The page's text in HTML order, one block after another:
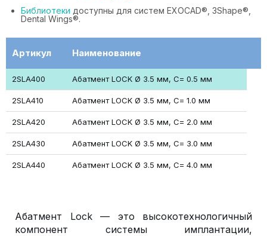
Библиотеки доступны для систем EXOCAD®, 3Shape®,
Dental Wings®.
Артикул Наименование
2SLA400 Абатмент LOCK Ø 3.5 мм, С= 0.5 мм
2SLA410 Абатмент LOCK Ø 3.5 мм, С= 1.0 мм
2SLA420 Абатмент LOCK Ø 3.5 мм, С= 2.0 мм
2SLA430 Абатмент LOCK Ø 3.5 мм, С= 3.0 мм
2SLA440 Абатмент LOCK Ø 3.5 мм, С= 4.0 мм
Абатмент Lock — это высокотехнологичный
компонент системы имплантации,